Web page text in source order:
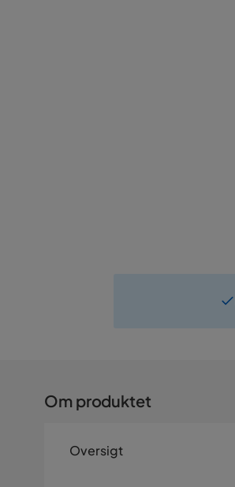
Om produktet
Oversigt